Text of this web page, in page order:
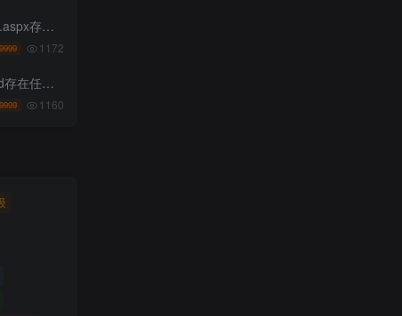
文件上传
9999 1172
件读取
9999 1160